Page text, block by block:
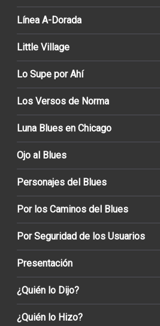
Línea A-Dorada
Little Village
Lo Supe por Ahí
Los Versos de Norma
Luna Blues en Chicago
Ojo al Blues
Personajes del Blues
Por los Caminos del Blues
Por Seguridad de los Usuarios
Presentación
¿Quién lo Dijo?
¿Quién lo Hizo?